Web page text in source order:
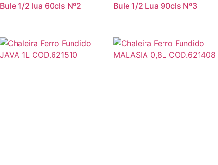
Bule 1/2 lua 60cls Nº2 Bule 1/2 Lua 90cls Nº3